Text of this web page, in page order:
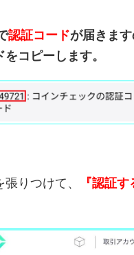
認証コードが届きま
コピーします。
りつけて、 『認証す